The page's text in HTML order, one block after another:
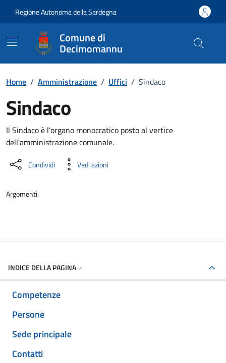
Regione Autonoma della Sardegna
Comune di
Decimomannu
Home / Amministrazione / Uffici / Sindaco
Sindaco
Dettaglio dell'unità
Il Sindaco è l'organo monocratico posto al vertice
dell'amministrazione comunale.
Condividi Vedi azioni
Argomenti:
INDICE DELLA PAGINA
Competenze
Persone
Sede principale
Contatti